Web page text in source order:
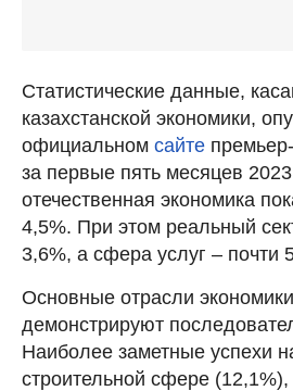
Статистические данные,
казахстанской экономики,
официальном сайте
за первые пять месяцев
отечественная экономика
4,5%. При этом реальный
3,6%, а сфера услуг – почти
Основные отрасли
демонстрируют
Наиболее заметные успехи
строительной сфере (12,1%),